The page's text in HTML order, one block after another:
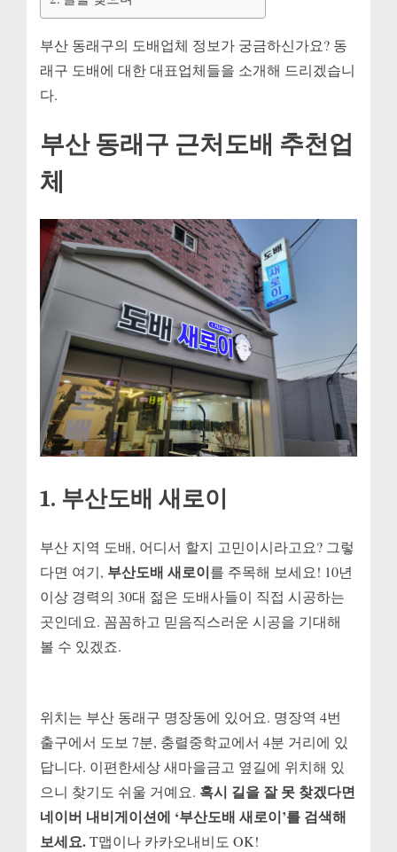
부산 동래구의 도배업체 정보가 궁금하신가요? 동
래구 도배에 대한 대표업체들을 소개해 드리겠습니
다.
부산 동래구 근처도배 추천업
체
1. 부산도배 새로이
부산 지역 도배, 어디서 할지 고민이시라고요? 그렇
다면 여기, 부산도배 새로이를 주목해 보세요! 10년
이상 경력의 30대 젊은 도배사들이 직접 시공하는
곳인데요. 꼼꼼하고 믿음직스러운 시공을 기대해
볼 수 있겠죠.
위치는 부산 동래구 명장동에 있어요. 명장역 4번
출구에서 도보 7분, 충렬중학교에서 4분 거리에 있
답니다. 이편한세상 새마을금고 옆길에 위치해 있
으니 찾기도 쉬울 거예요. 혹시 길을 잘 못 찾겠다면
네이버 내비게이션에 ‘부산도배 새로이’를 검색해
보세요.T맵이나 카카오내비도 OK!